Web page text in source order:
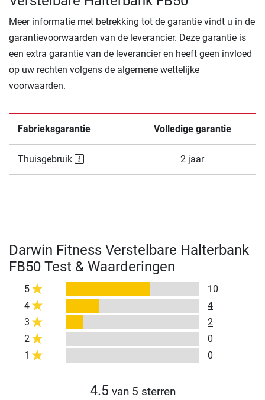
Meer informatie met betrekking tot de garantie vindt u in de
garantievoorwaarden van de leverancier. Deze garantie is
een extra garantie van de leverancier en heeft geen invloed
op uw rechten volgens de algemene wettelijke
voorwaarden.
Fabrieksgarantie Volledige garantie
Thuisgebruik 2 jaar
Darwin Fitness Verstelbare Halterbank
FB50 Test & Waarderingen
5
10
4
4
3
2
2
0
1
0
4.5 van 5 sterren